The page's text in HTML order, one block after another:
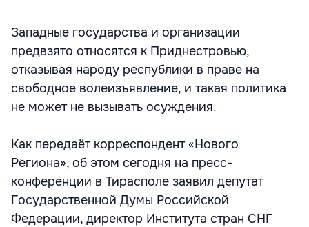
Западные государства и организации
предвзято относятся к Приднестровью,
отказывая народу республики в праве на
свободное волеизъявление, и такая политика
не может не вызывать осуждения.
Как передаёт корреспондент «Нового
Региона», об этом сегодня на пресс-
конференции в Тирасполе заявил депутат
Государственной Думы Российской
Федерации, директор Института стран СНГ